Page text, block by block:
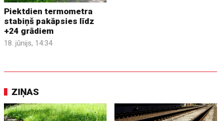
Piektdien termometra
stabiņš pakāpsies līdz
+24 grādiem
18. jūnijs, 14:34
ZIŅAS